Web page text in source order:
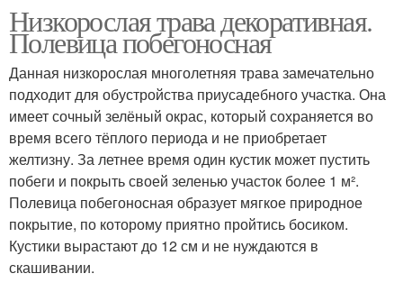
Полосатая трава
дизайне
Трава для сада
Низкорослая трава декоративная.
Полевица побегоносная
Данная низкорослая многолетняя трава замечательно
подходит для обустройства приусадебного участка. Она
имеет сочный зелёный окрас, который сохраняется во
время всего тёплого периода и не приобретает
желтизну. За летнее время один кустик может пустить
побеги и покрыть своей зеленью участок более 1 м².
Полевица побегоносная образует мягкое природное
покрытие, по которому приятно пройтись босиком.
Кустики вырастают до 12 см и не нуждаются в
скашивании.